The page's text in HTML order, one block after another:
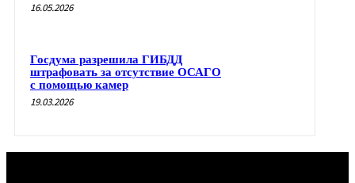
16.05.2026
Госдума разрешила ГИБДД
штрафовать за отсутствие ОСАГО
с помощью камер
19.03.2026